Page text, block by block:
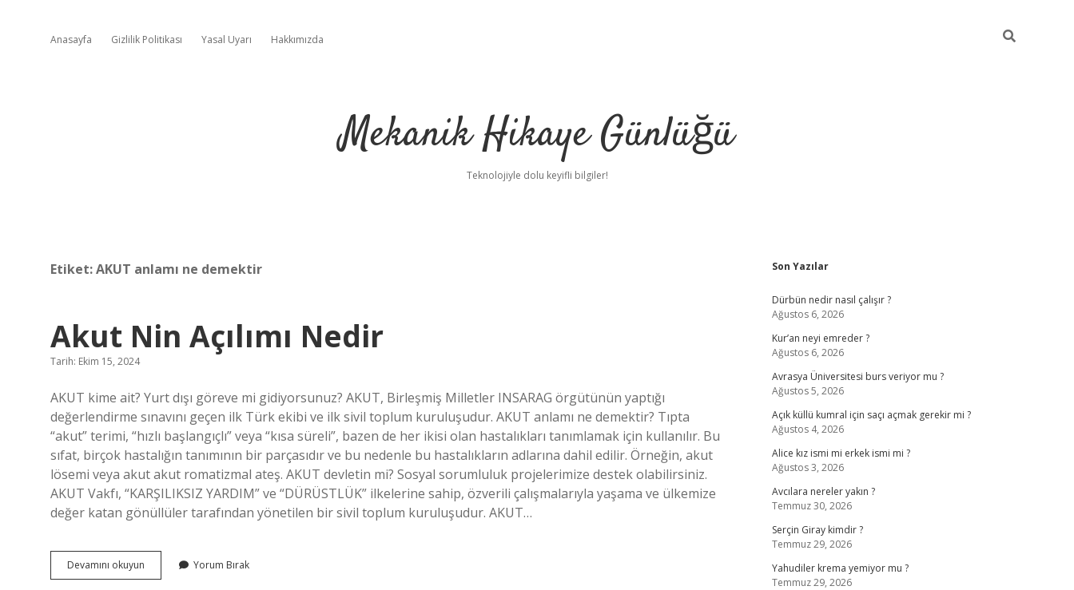
Anasayfa Gizlilik Politikası Yasal Uyarı Hakkımızda
Mekanik Hikaye Günlüğü
Teknolojiyle dolu keyifli bilgiler!
Etiket:AKUT anlamı ne demektir
Akut Nin Açılımı Nedir
Tarih: Ekim 15, 2024
AKUT kime ait? Yurt dışı göreve mi gidiyorsunuz? AKUT, Birleşmiş Milletler INSARAG örgütünün yaptığı
değerlendirme sınavını geçen ilk Türk ekibi ve ilk sivil toplum kuruluşudur. AKUT anlamı ne demektir? Tıpta
“akut” terimi, “hızlı başlangıçlı” veya “kısa süreli”, bazen de her ikisi olan hastalıkları tanımlamak için kullanılır. Bu
sıfat, birçok hastalığın tanımının bir parçasıdır ve bu nedenle bu hastalıkların adlarına dahil edilir. Örneğin, akut
lösemi veya akut akut romatizmal ateş. AKUT devletin mi? Sosyal sorumluluk projelerimize destek olabilirsiniz.
AKUT Vakfı, “KARŞILIKSIZ YARDIM” ve “DÜRÜSTLÜK” ilkelerine sahip, özverili çalışmalarıyla yaşama ve ülkemize
değer katan gönüllüler tarafından yönetilen bir sivil toplum kuruluşudur. AKUT…
Devamını okuyun
Nin
Yorum Bırak
Sidebar
Son Yazılar
Dürbün nedir nasıl çalışır ?
Ağustos 6, 2026
Kur’an neyi emreder ?
Ağustos 6, 2026
Avrasya Üniversitesi burs veriyor mu ?
Ağustos 5, 2026
Açık küllü kumral için saçı açmak gerekir mi ?
Ağustos 4, 2026
Alice kız ismi mi erkek ismi mi ?
Ağustos 3, 2026
Avcılara nereler yakın ?
Temmuz 30, 2026
Serçin Giray kimdir ?
Temmuz 29, 2026
Yahudiler krema yemiyor mu ?
Temmuz 29, 2026